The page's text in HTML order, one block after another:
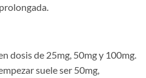
dosis de 25mg, 50mg y 100mg.
suele ser 50mg,